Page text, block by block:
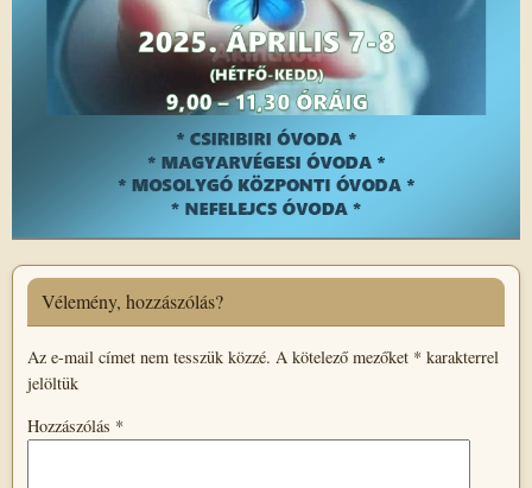
Vélemény, hozzászólás?
Az e-mail címet nem tesszük közzé. A kötelező mezőket * karakterrel
jelöltük
Hozzászólás *